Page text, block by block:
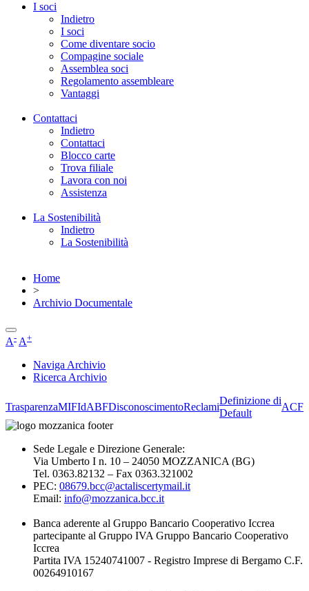
I soci
Indietro
I soci
Come diventare socio
Compagine sociale
Assemblea soci
Regolamento assembleare
Vantaggi
Contattaci
Indietro
Contattaci
Blocco carte
Trova filiale
Lavora con noi
Assistenza
La Sostenibilità
Indietro
La Sostenibilità
Home
>
Archivio Documentale
A- A+
Naviga Archivio
Ricerca Archivio
TrasparenzaMIFIdABFDisconoscimentoReclami
Definizione di
Default
ACF
Sede Legale e Direzione Generale:
Via Umberto I n. 10 – 24050 MOZZANICA (BG)
Tel. 0363.82132 – Fax 0363.321002
PEC: 08679.bcc@actaliscertymail.it
Email: info@mozzanica.bcc.it
Banca aderente al Gruppo Bancario Cooperativo Iccrea
partecipante al Gruppo IVA Gruppo Bancario Cooperativo
Iccrea
Partita IVA 15240741007 - Registro Imprese di Bergamo C.F.
00264910167